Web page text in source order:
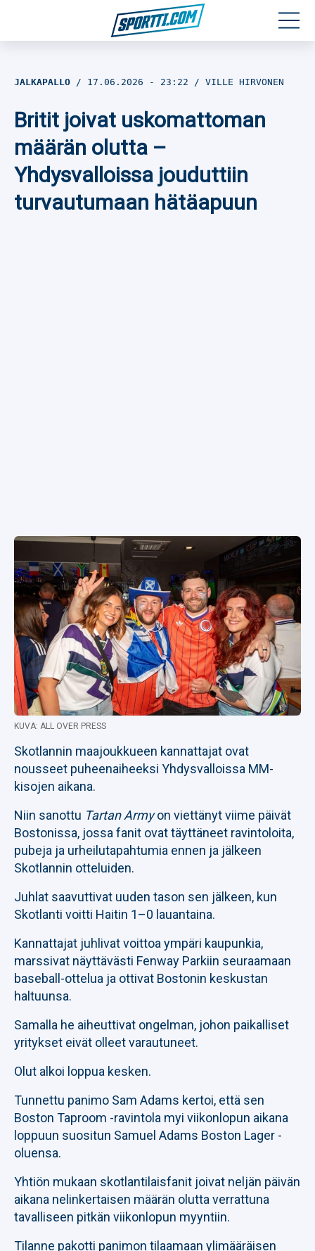
Jalkapallo
Yleisurheilu
Talviurheilu
JALKAPALLO 17.06.2026 - 23:22 VILLE HIRVONEN
Britit joivat uskomattoman
määrän olutta –
Yhdysvalloissa jouduttiin
turvautumaan hätäapuun
KUVA: ALL OVER PRESS
Skotlannin maajoukkueen kannattajat ovat
nousseet puheenaiheeksi Yhdysvalloissa MM-
kisojen aikana.
Niin sanottu Tartan Armyon viettänyt viime päivät
Bostonissa, jossa fanit ovat täyttäneet ravintoloita,
pubeja ja urheilutapahtumia ennen ja jälkeen
Skotlannin otteluiden.
Juhlat saavuttivat uuden tason sen jälkeen, kun
Skotlanti voitti Haitin 1–0 lauantaina.
Kannattajat juhlivat voittoa ympäri kaupunkia,
marssivat näyttävästi Fenway Parkiin seuraamaan
baseball-ottelua ja ottivat Bostonin keskustan
haltuunsa.
Samalla he aiheuttivat ongelman, johon paikalliset
yritykset eivät olleet varautuneet.
Olut alkoi loppua kesken.
Tunnettu panimo Sam Adams kertoi, että sen
Boston Taproom -ravintola myi viikonlopun aikana
loppuun suositun Samuel Adams Boston Lager -
oluensa.
Yhtiön mukaan skotlantilaisfanit joivat neljän päivän
aikana nelinkertaisen määrän olutta verrattuna
tavalliseen pitkän viikonlopun myyntiin.
Tilanne pakotti panimon tilaamaan ylimääräisen